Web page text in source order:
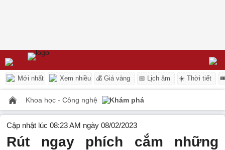
Mới nhất Xem nhiều 💰 Giá vàng 📅 Lịch âm ☀️ Thời tiết
Khoa học - Công nghệ Khám phá
Cập nhật lúc 08:23 AM ngày 08/02/2023
Rút ngay phích cắm những